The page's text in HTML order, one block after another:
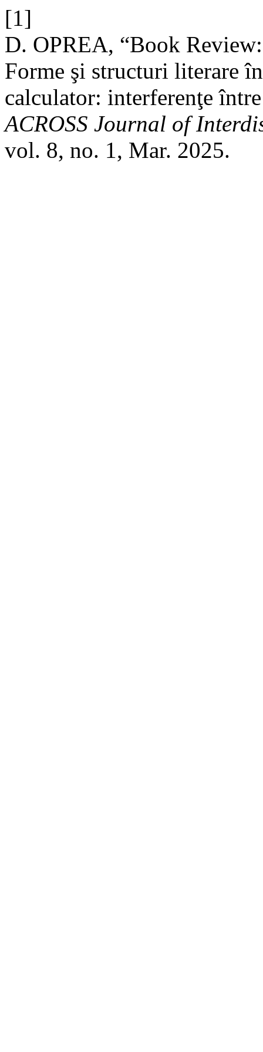
[1]
D. OPREA, “Book
Forme şi structuri literare
calculator: interferenţe
ACROSS Journal of
vol. 8, no. 1, Mar. 2025.